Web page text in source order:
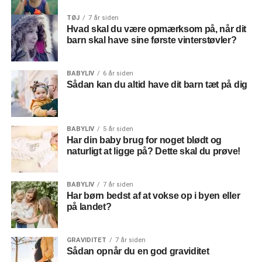
Når det kommer til at blive helt klar under graviditeten, så
er det også okay, hvis du gerne vil være lidt pænere end
normalt – også bare for dig selv.
Og især dine negle fortjener det! De vokser helt sikkert
hurtigere og vildere end før. Det er fordi, at
graviditetshormonerne er med til at fremme væksten i
neglene (kilde:
Både en manicure og en pedicure kan være
livsnødvendige, når man når senere ind i graviditeten. Så
er man træt af at sidde derhjemme, og nogle gange vil
man gerne dulles lidt op. Det er da også sikkert, selvom
du er gravid!
Find nye venner med
graviditeten
TØJ 7 år siden
Hvad skal du være opmærksom på, når dit
barn skal have sine første vinterstøvler?
BABYLIV 6 år siden
Sådan kan du altid have dit barn tæt på dig
BABYLIV 5 år siden
Har din baby brug for noget blødt og
naturligt at ligge på? Dette skal du prøve!
BABYLIV 7 år siden
Har børn bedst af at vokse op i byen eller
på landet?
GRAVIDITET 7 år siden
Sådan opnår du en god graviditet